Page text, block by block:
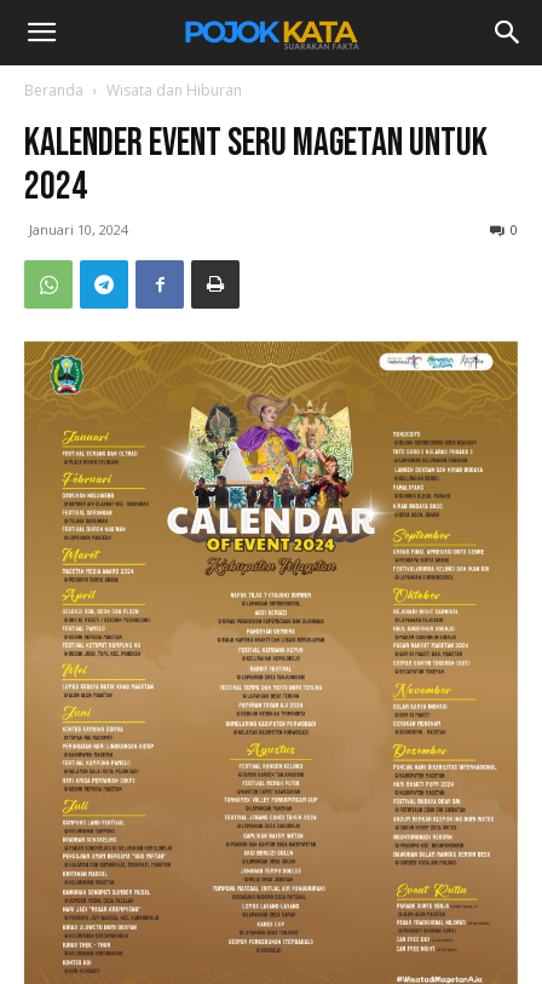
Beranda Wisata dan Hiburan
Kalender Event Seru Magetan Untuk
2024
Januari 10, 2024 0